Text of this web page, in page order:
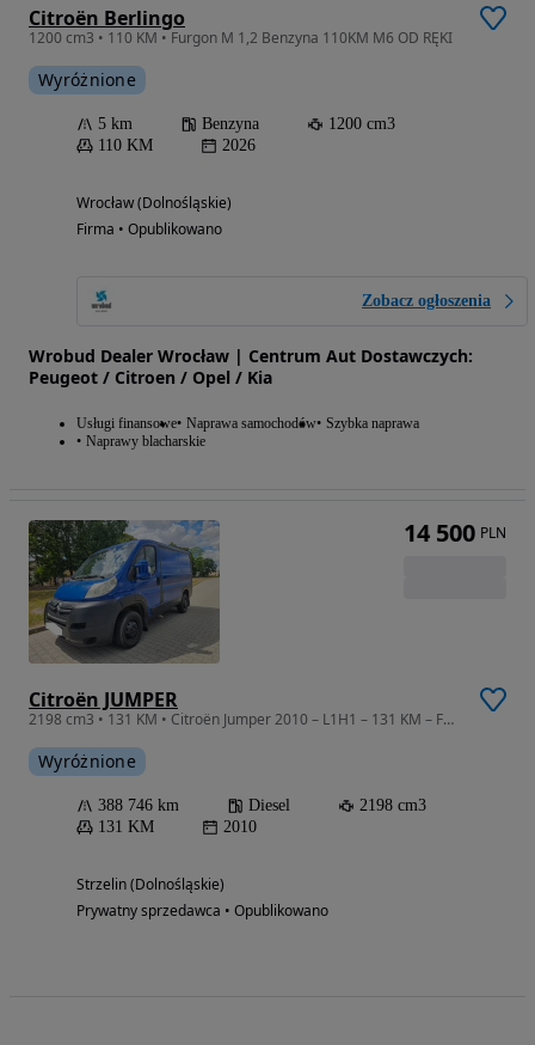
Citroën Berlingo
1200 cm3 • 110 KM • Furgon M 1,2 Benzyna 110KM M6 OD RĘKI
Wyróżnione
5 km Benzyna
1200 cm3
110 KM
2026
Wrocław (Dolnośląskie)
Firma • Opublikowano
Zobacz ogłoszenia
Wrobud Dealer Wrocław | Centrum Aut Dostawczych:
Peugeot / Citroen / Opel / Kia
Usługi finansowe Naprawa samochodów Szybka naprawa
Naprawy blacharskie
Citroën JUMPER
2198 cm3 • 131 KM • Citroën Jumper 2010 – L1H1 – 131 KM – FAKTURA VAT 23%
Wyróżnione
388 746 km Diesel
2198 cm3
131 KM
2010
Strzelin (Dolnośląskie)
Prywatny sprzedawca • Opublikowano
14 500 PLN